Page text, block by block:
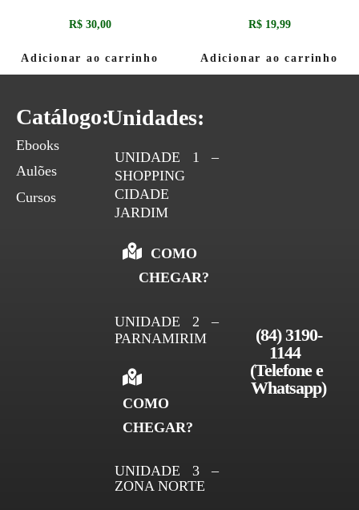
R$30,00
Adicionar ao carrinho
R$19,99
Adicionar ao carrinho
Catálogo:
Ebooks
Aulões
Cursos
Unidades:
UNIDADE 1 –
SHOPPING
CIDADE
JARDIM
COMO
CHEGAR?
UNIDADE 2 –
PARNAMIRIM
COMO
CHEGAR?
UNIDADE 3 –
ZONA NORTE
(84) 3190-
1144
(Telefone e
Whatsapp)